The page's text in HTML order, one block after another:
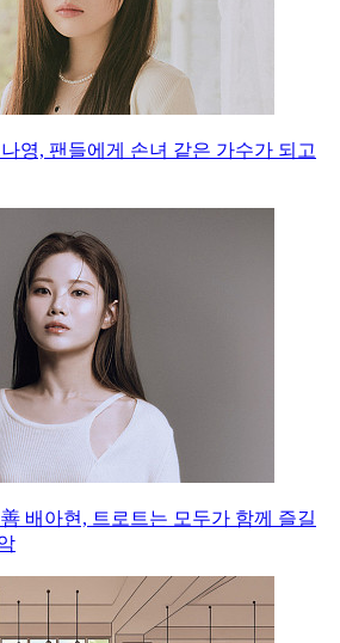
영, 팬들에게 손녀 같은 가수가 되고
배아현, 트로트는 모두가 함께 즐길